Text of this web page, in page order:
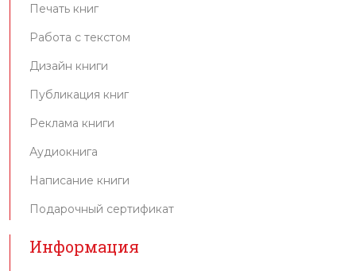
Печать книг
Работа с текстом
Дизайн книги
Публикация книг
Реклама книги
Аудиокнига
Написание книги
Подарочный сертификат
Информация